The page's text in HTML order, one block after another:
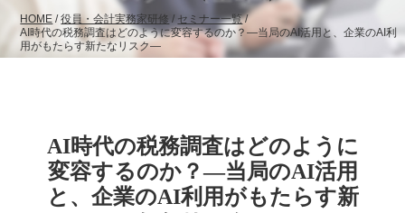
HOME /役員・会計実務家研修 / セミナー一覧/
AI時代の税務調査はどのように変容するのか？―当局のAI活用と、企業のAI利
用がもたらす新たなリスク―
AI時代の税務調査はどのように
変容するのか？―当局のAI活用
と、企業のAI利用がもたらす新